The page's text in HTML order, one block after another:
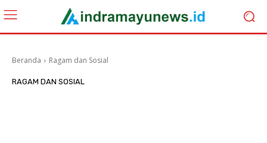
Beranda Ragam dan Sosial
RAGAM DAN SOSIAL